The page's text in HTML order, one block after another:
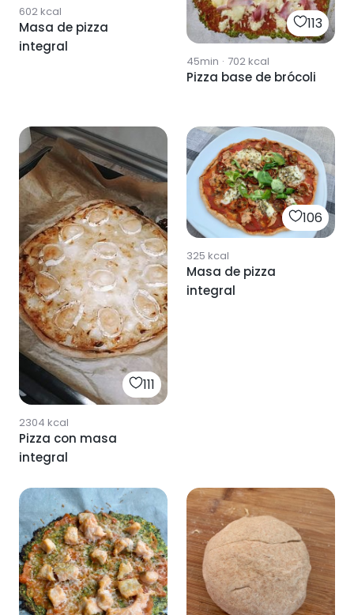
602kcal
Masa de pizza
integral
113
45min · 702kcal
Pizza base de brócoli
111
2304 kcal
Pizza con masa
integral
106
325 kcal
Masa de pizza
integral